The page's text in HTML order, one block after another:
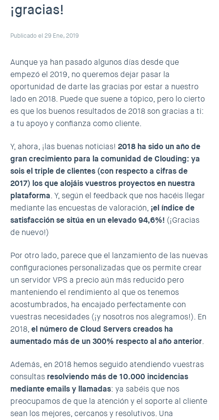
¡gracias!
Publicado el 29 Ene, 2019
Aunque ya han pasado algunos días desde que
empezó el 2019, no queremos dejar pasar la
oportunidad de darte las gracias por estar a nuestro
lado en 2018. Puede que suene a tópico, pero lo cierto
es que los buenos resultados de 2018 son gracias a ti:
a tu apoyo y confianza como cliente.
Y, ahora, ¡las buenas noticias! 2018 ha sido un año de
gran crecimiento para la comunidad deClouding: ya
sois el triple de clientes (con respecto a cifras de
2017) los que alojáis vuestros proyectos en nuestra
plataforma. Y, según el feedback que nos hacéis llegar
mediante las encuestas de valoración, ¡el índice de
satisfacción se sitúa en un elevado 94,6%! (¡Gracias
de nuevo!)
Por otro lado, parece que el lanzamiento de las nuevas
configuraciones personalizadas que os permite crear
un servidor VPS a precio aún más reducido pero
manteniendo el rendimiento al que os tenemos
acostumbrados, ha encajado perfectamente con
vuestras necesidades (¡y nosotros nos alegramos!). En
2018,el número de Cloud Servers creados ha
aumentado más de un 300% respecto al año anterior.
Además, en 2018 hemos seguido atendiendo vuestras
consultas resolviendo más de 10.000 incidencias
mediante emails y llamadas: ya sabéis que nos
preocupamos de que la atención y el soporte al cliente
sean los mejores, cercanos y resolutivos. Una